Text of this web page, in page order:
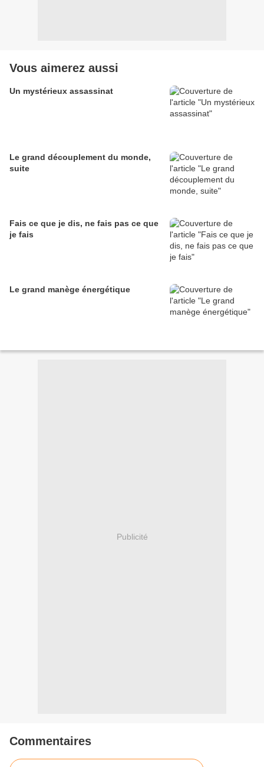
Vous aimerez aussi
Un mystérieux assassinat
Le grand découplement du monde,
suite
Fais ce que je dis, ne fais pas ce que
je fais
Le grand manège énergétique
Publicité
Commentaires